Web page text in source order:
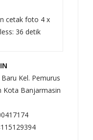
cetak foto 4 x
36 detik
Kel. Pemurus
Kota Banjarmasin